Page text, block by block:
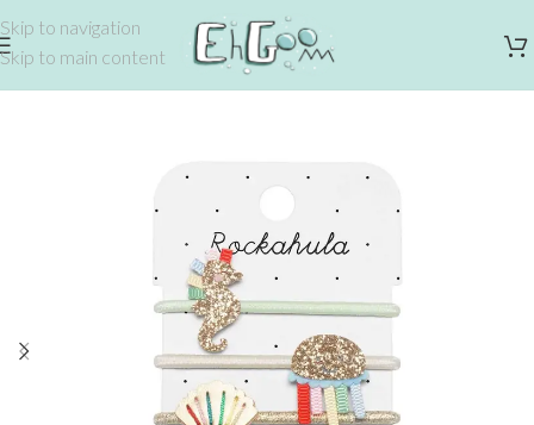
Skip to navigation
Skip to main content